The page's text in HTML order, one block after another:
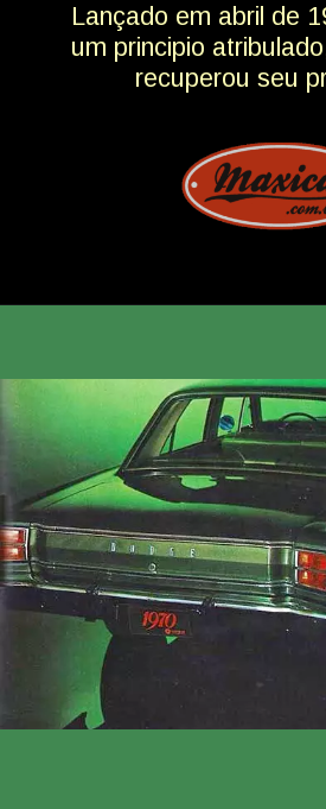
Lançado em abril de
um principio
recuperou seu